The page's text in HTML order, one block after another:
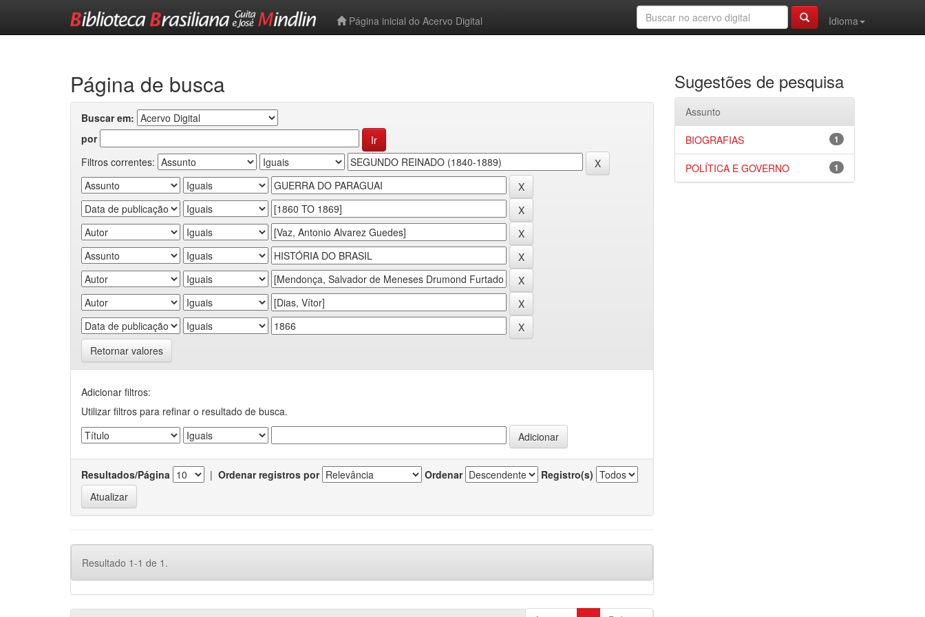
Página inicial do Acervo Digital
Idioma
Página de busca
Buscar em:
por
Filtros correntes:
Retornar valores
Adicionar filtros:
Utilizar filtros para refinar o resultado de busca.
Resultados/Página | Ordenar registros por Ordenar Registro(s)
Resultado 1-1 de 1.
Sugestões de pesquisa
Assunto
1
BIOGRAFIAS
1
POLÍTICA E GOVERNO